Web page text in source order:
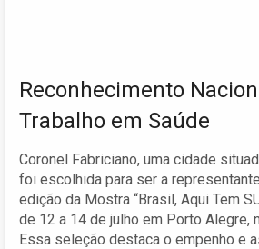
Reconhecimento
Trabalho em Saúde
Coronel Fabriciano, uma cidade
foi escolhida para ser a
edição da Mostra “Brasil, Aqui Tem
de 12 a 14 de julho em Porto Alegre,
Essa seleção destaca o empenho e